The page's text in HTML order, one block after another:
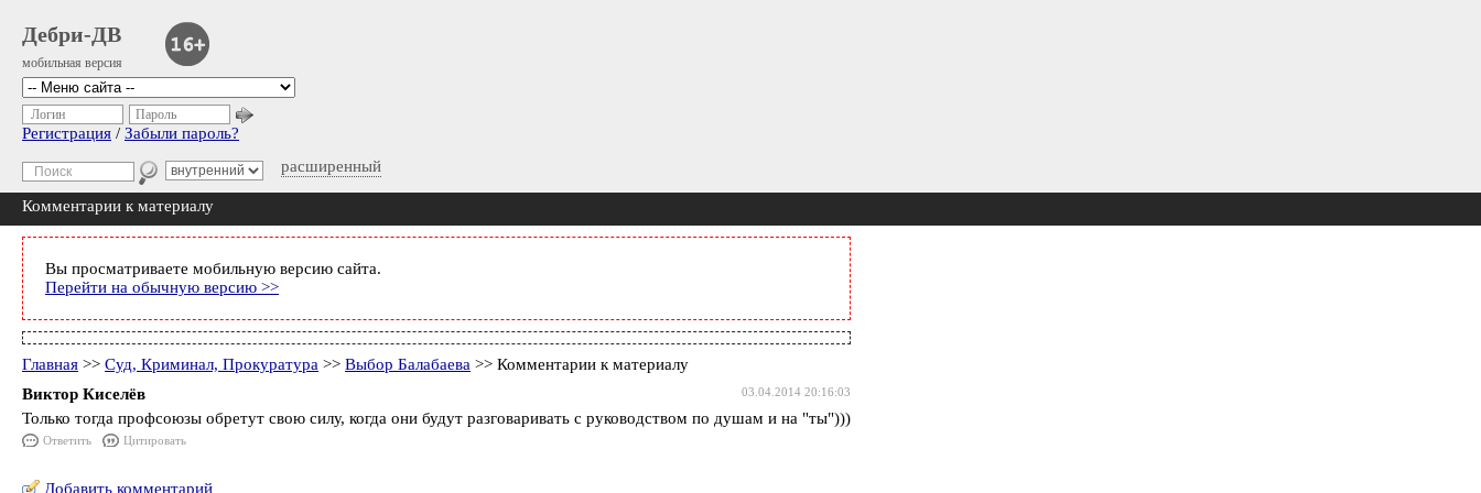
Дебри-ДВ
мобильная версия
расширенный
Логин Пароль
Регистрация / Забыли пароль?
Комментарии к материалу
Вы просматриваете мобильную версию сайта.
Перейти на обычную версию >>
Главная >> Суд, Криминал, Прокуратура >> Выбор Балабаева >> Комментарии к материалу
03.04.2014 20:16:03
Виктор Киселёв
Только тогда профсоюзы обретут свою силу, когда они будут разговаривать с руководством по душам и на "ты")))
Ответить Цитировать
Добавить комментарий